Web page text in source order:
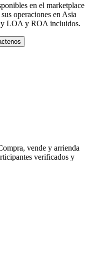
en el marketplace
operaciones en Asia
LOA y ROA incluidos.
vende y arrienda
verificados y